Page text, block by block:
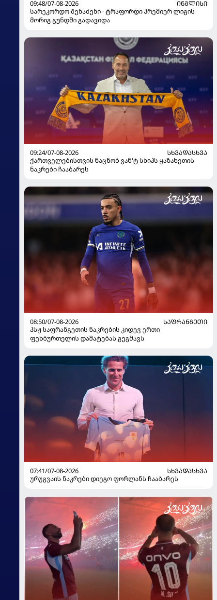
09:48/07-08-2026
ᲘᲜᲒᲚᲘᲡᲘ
სარეკორდო შენაძენი - ტრაფორდი პრემიერ ლიგის
მორიგ გუნდში გადავიდა
09:24/07-08-2026
ᲡᲮᲕᲐᲓᲐᲡᲮᲕᲐ
ქართველებისთვის ნაცნობ ვან'ტ სხიპს ყაზახეთის
ნაკრები ჩააბარეს
08:50/07-08-2026
ᲡᲐᲤᲠᲐᲜᲒᲔᲗᲘ
პსჟ საფრანგეთის ნაკრების კიდევ ერთი
ფეხბურთელის დამატებას გეგმავს
07:41/07-08-2026
ᲡᲮᲕᲐᲓᲐᲡᲮᲕᲐ
ურუგვაის ნაკრები დიეგო ფორლანს ჩააბარეს